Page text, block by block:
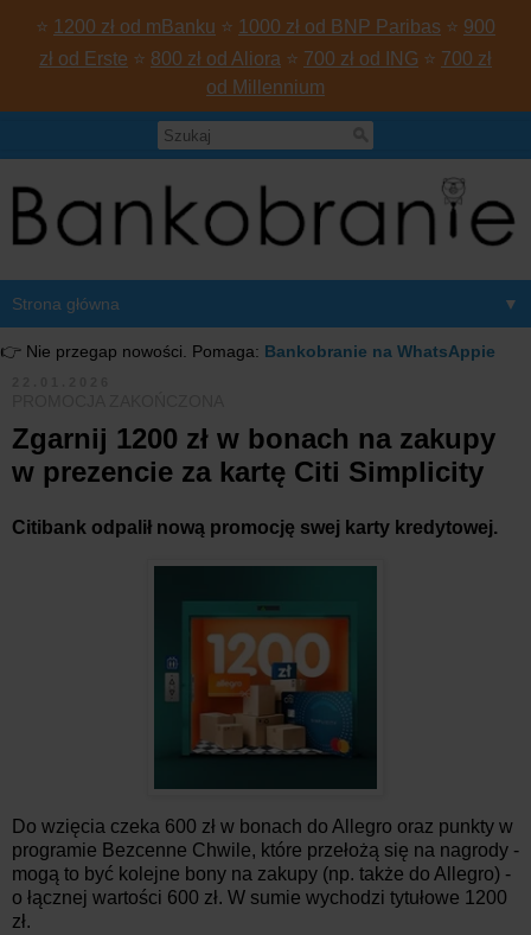
⭐ 1200 zł od mBanku ⭐ 1000 zł od BNP Paribas ⭐ 900
zł od Erste ⭐ 800 zł od Aliora ⭐ 700 zł od ING ⭐ 700 zł
od Millennium
▼
👉 Nie przegap nowości. Pomaga: Bankobranie na WhatsAppie
Zgarnij 1200 zł w bonach na zakupy
w prezencie za kartę Citi Simplicity
Citibank odpalił nową promocję swej karty kredytowej.
Do wzięcia czeka 600 zł w bonach do Allegro oraz punkty w
programie Bezcenne Chwile, które przełożą się na nagrody -
mogą to być kolejne bony na zakupy (np. także do Allegro) -
o łącznej wartości 600 zł. W sumie wychodzi tytułowe 1200
zł.